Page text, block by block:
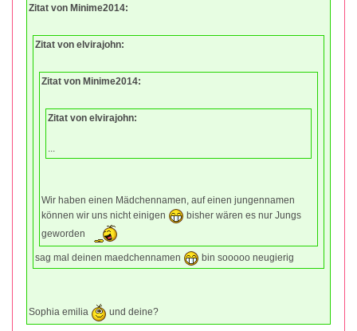
Zitat von Minime2014:
Zitat von elvirajohn:
Zitat von Minime2014:
Zitat von elvirajohn:
Wir haben einen Mädchennamen, auf einen jungennamen
können wir uns nicht einigen
bisher wären es nur Jungs
geworden
sag mal deinen maedchennamen bin sooooo neugierig
Sophia emilia und deine?